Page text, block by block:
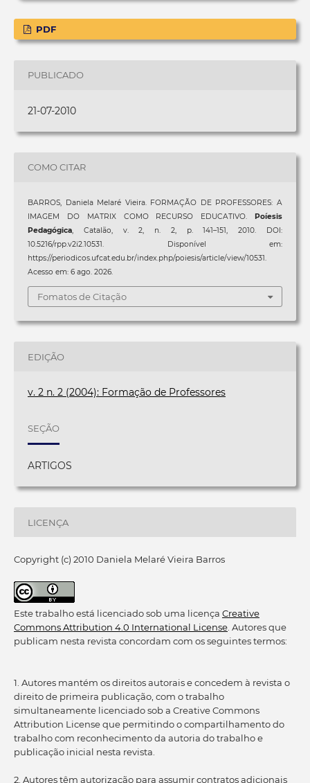
PDF
PUBLICADO
21-07-2010
COMO CITAR
BARROS, Daniela Melaré Vieira. FORMAÇÃO DE PROFESSORES: A
IMAGEM DO MATRIX COMO RECURSO EDUCATIVO.Poíesis
Pedagógica, Catalão, v. 2, n. 2, p. 141–151, 2010. DOI:
10.5216/rpp.v2i2.10531. Disponível em:
https://periodicos.ufcat.edu.br/index.php/poiesis/article/view/10531.
Acesso em: 6 ago. 2026.
Fomatos de Citação
EDIÇÃO
v. 2 n. 2 (2004): Formação de Professores
SEÇÃO
ARTIGOS
LICENÇA
Copyright (c) 2010 Daniela Melaré Vieira Barros
Este trabalho está licenciado sob uma licença Creative
Commons Attribution 4.0 International License. Autores que
publicam nesta revista concordam com os seguintes termos:
1. Autores mantém os direitos autorais e concedem à revista o
direito de primeira publicação, com o trabalho
simultaneamente licenciado sob a Creative Commons
Attribution License que permitindo o compartilhamento do
trabalho com reconhecimento da autoria do trabalho e
publicação inicial nesta revista.
2. Autores têm autorização para assumir contratos adicionais